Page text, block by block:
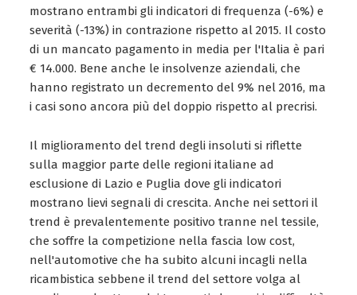
mostrano entrambi gli indicatori di frequenza (-6%) e
severità (-13%) in contrazione rispetto al 2015. Il costo
di un mancato pagamento in media per l'Italia è pari
€ 14.000. Bene anche le insolvenze aziendali, che
hanno registrato un decremento del 9% nel 2016, ma
i casi sono ancora più del doppio rispetto al precrisi.
Il miglioramento del trend degli insoluti si riflette
sulla maggior parte delle regioni italiane ad
esclusione di Lazio e Puglia dove gli indicatori
mostrano lievi segnali di crescita. Anche nei settori il
trend è prevalentemente positivo tranne nel tessile,
che soffre la competizione nella fascia low cost,
nell'automotive che ha subito alcuni incagli nella
ricambistica sebbene il trend del settore volga al